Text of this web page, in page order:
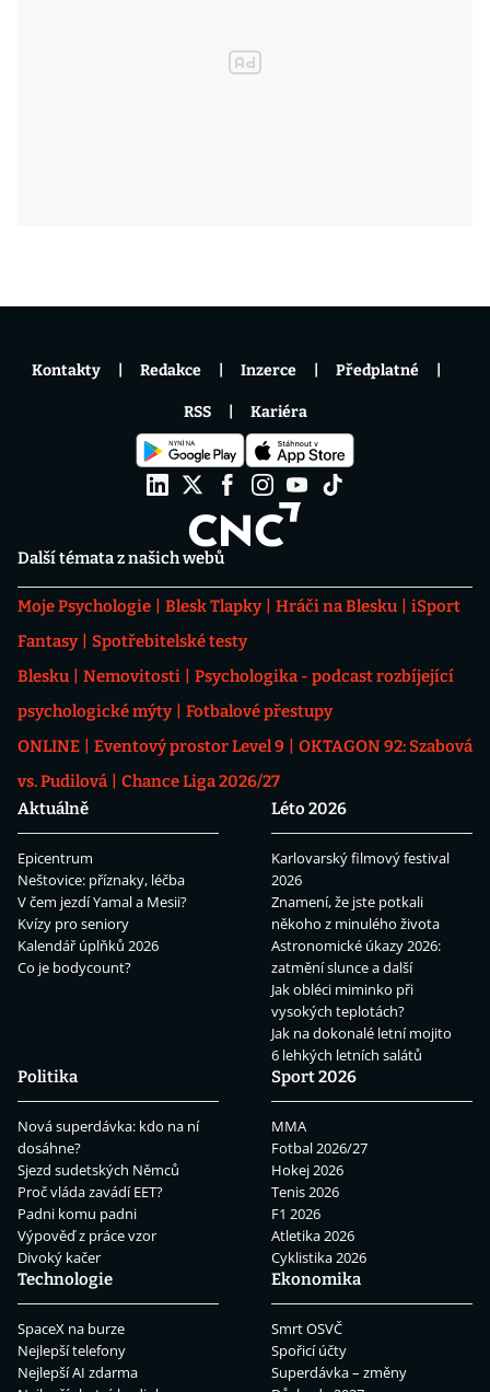
Další témata z našich webů
Moje Psychologie Blesk Tlapky Hráči na Blesku
iSport
Fantasy
Spotřebitelské testy
Blesku
Nemovitosti
Psychologika - podcast rozbíjející
psychologické mýty
Fotbalové přestupy
ONLINE
Eventový prostor Level 9
OKTAGON 92: Szabová
vs. Pudilová
Chance Liga 2026/27
Aktuálně
Epicentrum
Neštovice: příznaky, léčba
V čem jezdí Yamal a Mesii?
Kvízy pro seniory
Kalendář úplňků 2026
Co je bodycount?
Léto 2026
Karlovarský filmový festival
2026
Znamení, že jste potkali
někoho z minulého života
Astronomické úkazy 2026:
zatmění slunce a další
Jak obléci miminko při
vysokých teplotách?
Jak na dokonalé letní mojito
6 lehkých letních salátů
Politika
Nová superdávka: kdo na ní
dosáhne?
Sjezd sudetských Němců
Proč vláda zavádí EET?
Padni komu padni
Výpověď z práce vzor
Divoký kačer
Sport 2026
MMA
Fotbal 2026/27
Hokej 2026
Tenis 2026
F1 2026
Atletika 2026
Cyklistika 2026
Technologie
SpaceX na burze
Nejlepší telefony
Nejlepší AI zdarma
Ekonomika
Smrt OSVČ
Spořicí účty
Superdávka – změny
Kontakty Redakce Inzerce Předplatné
RSS Kariéra